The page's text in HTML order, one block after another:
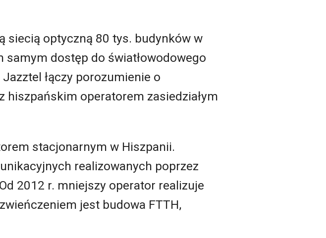
siecią optyczną 80 tys. budynków w
dostęp do światłowodowego
łączy porozumienie o
operatorem zasiedziałym
stacjonarnym w Hiszpanii.
realizowanych poprzez
2012 r. mniejszy operator realizuje
jest budowa FTTH,